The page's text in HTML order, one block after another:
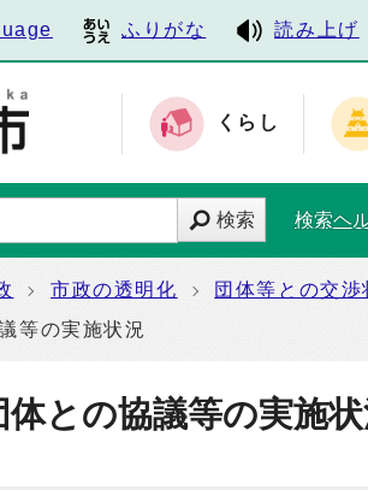
ふりがな 読み上げ
くらし
検索 検索ヘ
市政の透明化 団体等との交渉
等の実施状況
との協議等の実施